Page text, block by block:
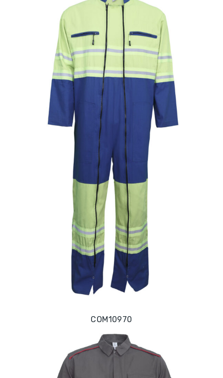
COM10970